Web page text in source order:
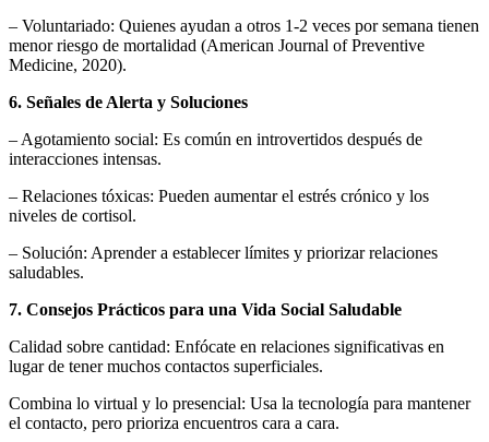
– Voluntariado: Quienes ayudan a otros 1-2 veces por semana tienen
menor riesgo de mortalidad (American Journal of Preventive
Medicine, 2020).
6. Señales de Alerta y Soluciones
– Agotamiento social: Es común en introvertidos después de
interacciones intensas.
– Relaciones tóxicas: Pueden aumentar el estrés crónico y los
niveles de cortisol.
– Solución: Aprender a establecer límites y priorizar relaciones
saludables.
7. Consejos Prácticos para una Vida Social Saludable
Calidad sobre cantidad: Enfócate en relaciones significativas en
lugar de tener muchos contactos superficiales.
Combina lo virtual y lo presencial: Usa la tecnología para mantener
el contacto, pero prioriza encuentros cara a cara.